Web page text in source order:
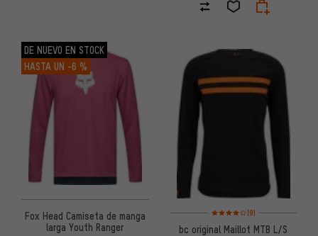
DE NUEVO EN STOCK
HASTA UN -6 %
Fox Head Camiseta de manga
larga Youth Ranger
Valoración media: 4 de 5
(9)
bc original Maillot MTB L/S